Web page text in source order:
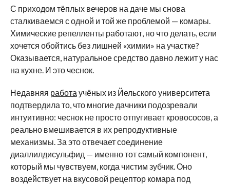
С приходом тёплых вечеров на даче мы снова
сталкиваемся с одной и той же проблемой — комары.
Химические репелленты работают, но что делать, если
хочется обойтись без лишней «химии» на участке?
Оказывается, натуральное средство давно лежит у нас
на кухне. И это чеснок.
Недавняя работа учёных из Йельского университета
подтвердила то, что многие дачники подозревали
интуитивно: чеснок не просто отпугивает кровососов, а
реально вмешивается в их репродуктивные
механизмы. За это отвечает соединение
диаллилдисульфид — именно тот самый компонент,
который мы чувствуем, когда чистим зубчик. Оно
воздействует на вкусовой рецептор комара под